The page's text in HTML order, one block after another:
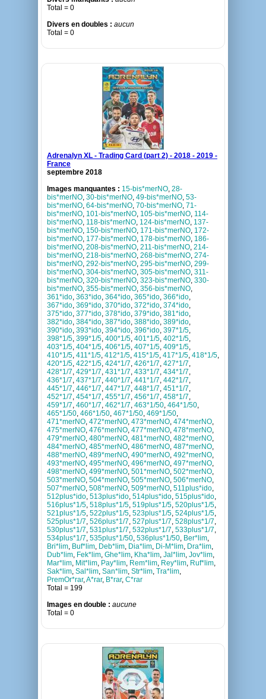
Total = 0
Divers en doubles : aucun
Total = 0
Adrenalyn XL - Trading Card (part 2) - 2018 - 2019 -
France
septembre 2018
Images manquantes : 15-bis*merNO, 28-
bis*merNO, 30-bis*merNO, 49-bis*merNO, 53-
bis*merNO, 64-bis*merNO, 70-bis*merNO, 71-
bis*merNO, 101-bis*merNO, 105-bis*merNO, 114-
bis*merNO, 118-bis*merNO, 124-bis*merNO, 137-
bis*merNO, 150-bis*merNO, 171-bis*merNO, 172-
bis*merNO, 177-bis*merNO, 178-bis*merNO, 186-
bis*merNO, 208-bis*merNO, 211-bis*merNO, 214-
bis*merNO, 218-bis*merNO, 268-bis*merNO, 274-
bis*merNO, 292-bis*merNO, 295-bis*merNO, 299-
bis*merNO, 304-bis*merNO, 305-bis*merNO, 311-
bis*merNO, 320-bis*merNO, 323-bis*merNO, 330-
bis*merNO, 355-bis*merNO, 356-bis*merNO,
361*ido, 363*ido, 364*ido, 365*ido, 366*ido,
367*ido, 369*ido, 370*ido, 372*ido, 374*ido,
375*ido, 377*ido, 378*ido, 379*ido, 381*ido,
382*ido, 384*ido, 387*ido, 388*ido, 389*ido,
390*ido, 393*ido, 394*ido, 396*ido, 397*1/5,
398*1/5, 399*1/5, 400*1/5, 401*1/5, 402*1/5,
403*1/5, 404*1/5, 406*1/5, 407*1/5, 409*1/5,
410*1/5, 411*1/5, 412*1/5, 415*1/5, 417*1/5, 418*1/5,
420*1/5, 422*1/5, 424*1/7, 426*1/7, 427*1/7,
428*1/7, 429*1/7, 431*1/7, 433*1/7, 434*1/7,
436*1/7, 437*1/7, 440*1/7, 441*1/7, 442*1/7,
445*1/7, 446*1/7, 447*1/7, 448*1/7, 451*1/7,
452*1/7, 454*1/7, 455*1/7, 456*1/7, 458*1/7,
459*1/7, 460*1/7, 462*1/7, 463*1/50, 464*1/50,
465*1/50, 466*1/50, 467*1/50, 469*1/50,
471*merNO, 472*merNO, 473*merNO, 474*merNO,
475*merNO, 476*merNO, 477*merNO, 478*merNO,
479*merNO, 480*merNO, 481*merNO, 482*merNO,
484*merNO, 485*merNO, 486*merNO, 487*merNO,
488*merNO, 489*merNO, 490*merNO, 492*merNO,
493*merNO, 495*merNO, 496*merNO, 497*merNO,
498*merNO, 499*merNO, 501*merNO, 502*merNO,
503*merNO, 504*merNO, 505*merNO, 506*merNO,
507*merNO, 508*merNO, 509*merNO, 511plus*ido,
512plus*ido, 513plus*ido, 514plus*ido, 515plus*ido,
516plus*1/5, 518plus*1/5, 519plus*1/5, 520plus*1/5,
521plus*1/5, 522plus*1/5, 523plus*1/5, 524plus*1/5,
525plus*1/7, 526plus*1/7, 527plus*1/7, 528plus*1/7,
530plus*1/7, 531plus*1/7, 532plus*1/7, 533plus*1/7,
534plus*1/7, 535plus*1/50, 536plus*1/50, Ber*lim,
Bri*lim, Buf*lim, Deb*lim, Dia*lim, Di-M*lim, Dra*lim,
Dub*lim, Fek*lim, Ghe*lim, Kha*lim, Jal*lim, Jov*lim,
Mar*lim, Mit*lim, Pay*lim, Rem*lim, Rey*lim, Ruf*lim,
Sak*lim, Sal*lim, San*lim, Str*lim, Tra*lim,
PremOr*rar,A*rar, B*rar, C*rar
Total = 199
Images en double : aucune
Total = 0